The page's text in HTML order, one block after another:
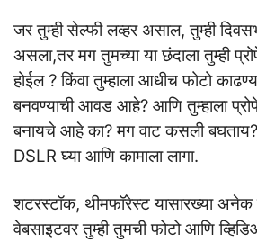
जर तुम्ही सेल्फी लव्हर असाल, तुम्ही
असला,तर मग तुमच्या या छंदाला तुम्ही
होईल ? किंवा तुम्हाला आधीच फोटो
बनवण्याची आवड आहे? आणि तुम्हाला
बनायचे आहे का? मग वाट कसली
DSLR घ्या आणि कामाला लागा.
शटरस्टॉक, थीमफॉरेस्ट यासारख्या अनेक
वेबसाइटवर तुम्ही तुमची फोटो आणि